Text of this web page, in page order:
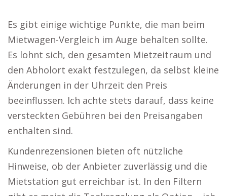
Es gibt einige wichtige Punkte, die man beim
Mietwagen-Vergleich im Auge behalten sollte.
Es lohnt sich, den gesamten Mietzeitraum und
den Abholort exakt festzulegen, da selbst kleine
Änderungen in der Uhrzeit den Preis
beeinflussen. Ich achte stets darauf, dass keine
versteckten Gebühren bei den Preisangaben
enthalten sind.
Kundenrezensionen bieten oft nützliche
Hinweise, ob der Anbieter zuverlässig und die
Mietstation gut erreichbar ist. In den Filtern